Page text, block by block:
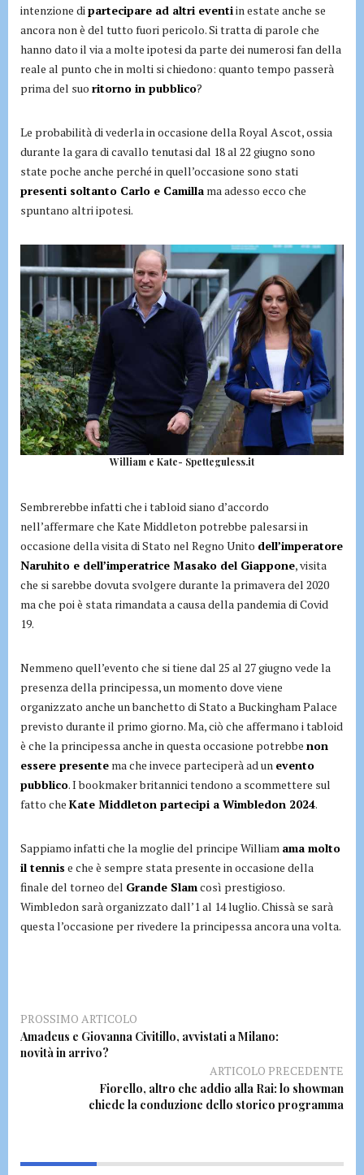
intenzione dipartecipare ad altri eventiin estate anche se
ancora non è del tutto fuori pericolo. Si tratta di parole che
hanno dato il via a molte ipotesi da parte dei numerosi fan della
reale al punto che in molti si chiedono: quanto tempo passerà
prima del suo ritorno in pubblico?
Le probabilità di vederla in occasione della Royal Ascot, ossia
durante la gara di cavallo tenutasi dal 18 al 22 giugno sono
state poche anche perché in quell’occasione sono stati
presenti soltanto Carlo e Camilla ma adesso ecco che
spuntano altri ipotesi.
William e Kate- Spetteguless.it
Sembrerebbe infatti che i tabloid siano d’accordo
nell’affermare che Kate Middleton potrebbe palesarsi in
occasione della visita di Stato nel Regno Unito dell’imperatore
Naruhito e dell’imperatrice Masako del Giappone, visita
che si sarebbe dovuta svolgere durante la primavera del 2020
ma che poi è stata rimandata a causa della pandemia di Covid
19.
Nemmeno quell’evento che si tiene dal 25 al 27 giugno vede la
presenza della principessa, un momento dove viene
organizzato anche un banchetto di Stato a Buckingham Palace
previsto durante il primo giorno. Ma, ciò che affermano i tabloid
è che la principessa anche in questa occasione potrebbe non
essere presente ma che invece parteciperà ad un evento
pubblico. I bookmaker britannici tendono a scommettere sul
fatto che Kate Middleton partecipi a Wimbledon 2024.
Sappiamo infatti che la moglie del principe William ama molto
il tennis e che è sempre stata presente in occasione della
finale del torneo del Grande Slamcosì prestigioso.
Wimbledon sarà organizzato dall’1 al 14 luglio. Chissà se sarà
questa l’occasione per rivedere la principessa ancora una volta.
PROSSIMO ARTICOLO
Amadeus e Giovanna Civitillo, avvistati a Milano:
novità in arrivo?
ARTICOLO PRECEDENTE
Fiorello, altro che addio alla Rai: lo showman
chiede la conduzione dello storico programma